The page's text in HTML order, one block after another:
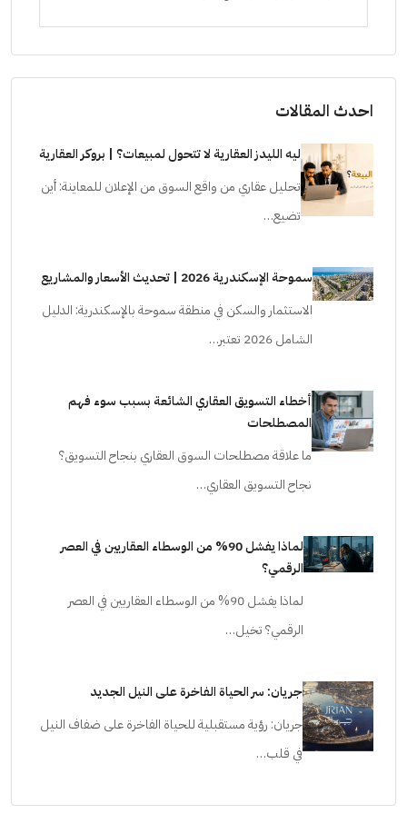
ليه الليدز العقارية لا تتحول لمبيعات؟ | بروكر العقارية
تحليل عقاري من واقع السوق من الإعلان للمعاينة: أين
سموحة الإسكندرية 2026 | تحديث الأسعار والمشاريع
الاستثمار والسكن في منطقة سموحة بالإسكندرية: الدليل
أخطاء التسويق العقاري الشائعة بسبب سوء فهم
المصطلحات
ما علاقة مصطلحات السوق العقاري بنجاح التسويق؟
الرقمي؟
جريان: سر الحياة الفاخرة على النيل الجديد
جريان: رؤية مستقبلية للحياة الفاخرة على ضفاف النيل